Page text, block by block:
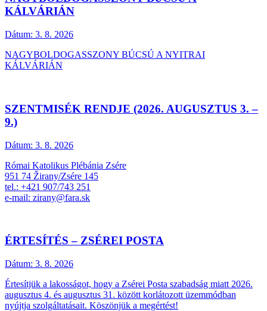
KÁLVÁRIÁN
Dátum: 3. 8. 2026
NAGYBOLDOGASSZONY BÚCSÚ A NYITRAI
KÁLVÁRIÁN
SZENTMISÉK RENDJE (2026. AUGUSZTUS 3. –
9.)
Dátum: 3. 8. 2026
Római Katolikus Plébánia Zsére
951 74 Žirany/Zsére 145
tel.: +421 907/743 251
e-mail: zirany@fara.sk
ÉRTESÍTÉS – ZSÉREI POSTA
Dátum: 3. 8. 2026
Értesítjük a lakosságot, hogy a Zsérei Posta szabadság miatt 2026.
augusztus 4. és augusztus 31. között korlátozott üzemmódban
nyújtja szolgáltatásait. Köszönjük a megértést!